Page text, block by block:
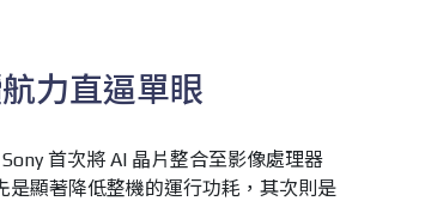
力直逼單眼
首次將 AI 晶片整合至影像處理器
顯著降低整機的運行功耗，其次則是